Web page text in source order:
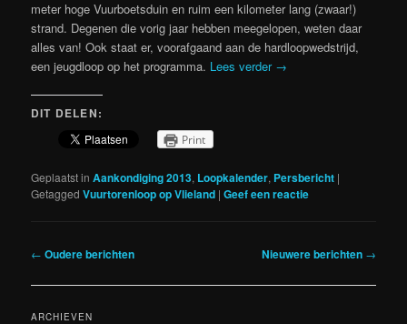
meter hoge Vuurboetsduin en ruim een kilometer lang (zwaar!)
strand. Degenen die vorig jaar hebben meegelopen, weten daar
alles van! Ook staat er, voorafgaand aan de hardloopwedstrijd,
een jeugdloop op het programma. Lees verder →
DIT DELEN:
Print
Geplaatst in Aankondiging 2013, Loopkalender, Persbericht |
Getagged Vuurtorenloop op Vlieland |Geef een reactie
Berichtnavigatie
← Oudere berichten Nieuwere berichten →
ARCHIEVEN